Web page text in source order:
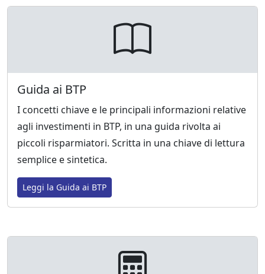
Guida ai BTP
I concetti chiave e le principali informazioni relative
agli investimenti in BTP, in una guida rivolta ai
piccoli risparmiatori. Scritta in una chiave di lettura
semplice e sintetica.
Leggi la Guida ai BTP